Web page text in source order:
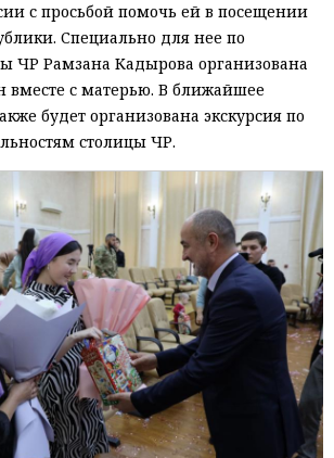
с просьбой помочь ей в посещении
Специально для нее по
ЧР Рамзана Кадырова организована
вместе с матерью. В ближайшее
будет организована экскурсия по
столицы ЧР.